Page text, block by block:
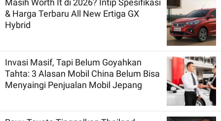
& Harga Terbaru All New Ertiga GX
Hybrid
Invasi Masif, Tapi Belum Goyahkan
Tahta: 3 Alasan Mobil China Belum Bisa
Menyaingi Penjualan Mobil Jepang